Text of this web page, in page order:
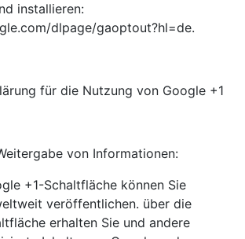
installieren:
dlpage/gaoptout?hl=de.
für die Nutzung von Google +1
von Informationen:
+1-Schaltfläche können Sie
veröffentlichen. über die
erhalten Sie und andere